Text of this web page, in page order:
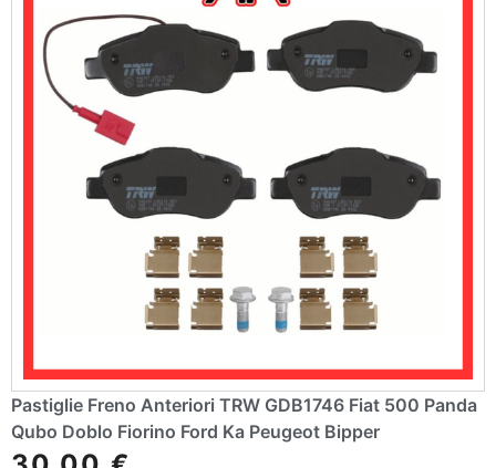
Pastiglie Freno Anteriori TRW GDB1746 Fiat 500 Panda
Qubo Doblo Fiorino Ford Ka Peugeot Bipper